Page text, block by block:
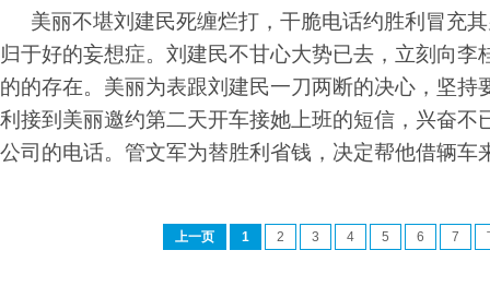
美丽不堪刘建民死缠烂打，干脆电话约胜利冒充
归于好的妄想症。刘建民不甘心大势已去，立刻向李
的的存在。美丽为表跟刘建民一刀两断的决心，坚持
利接到美丽邀约第二天开车接她上班的短信，兴奋不
公司的电话。管文军为替胜利省钱，决定帮他借辆车
上一页 1 2 3 4 5 6 7